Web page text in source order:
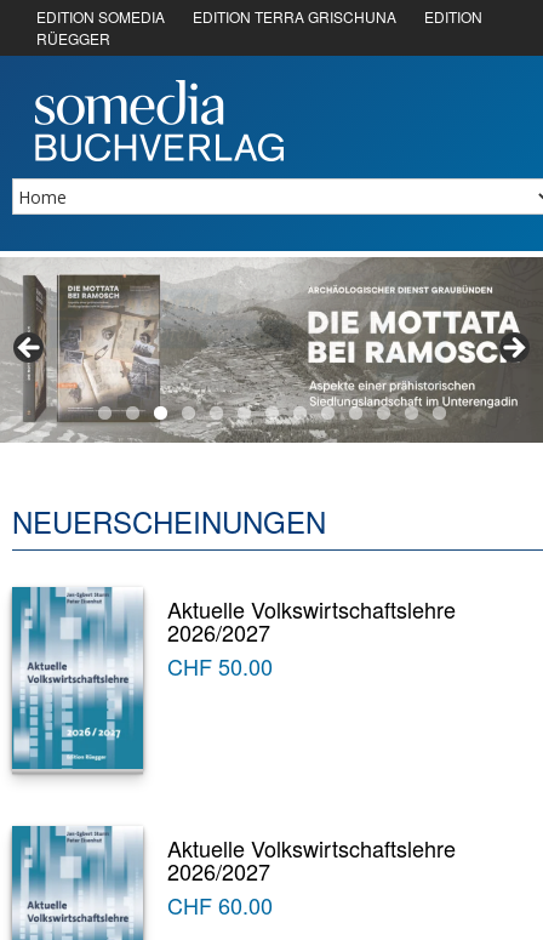
EDITION SOMEDIA EDITION TERRA GRISCHUNA
EDITION
RÜEGGER
NEUERSCHEINUNGEN
Aktuelle Volkswirtschaftslehre
2026/2027
CHF50.00
Aktuelle Volkswirtschaftslehre
2026/2027
CHF60.00